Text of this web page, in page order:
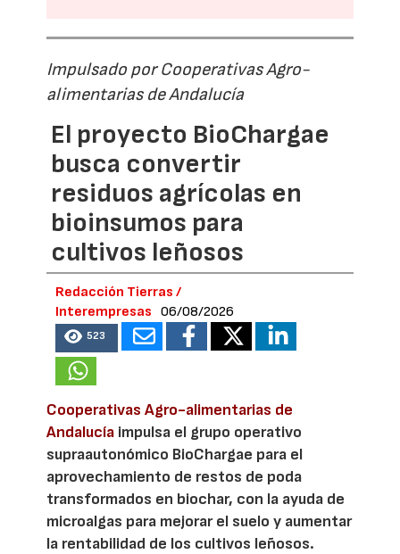
Impulsado por Cooperativas Agro-
alimentarias de Andalucía
El proyecto BioChargae
busca convertir
residuos agrícolas en
bioinsumos para
cultivos leñosos
Redacción Tierras /
Interempresas
06/08/2026
523
Cooperativas Agro-alimentarias de
Andalucía impulsa el grupo operativo
supraautonómico BioChargae para el
aprovechamiento de restos de poda
transformados en biochar, con la ayuda de
microalgas para mejorar el suelo y aumentar
la rentabilidad de los cultivos leñosos.